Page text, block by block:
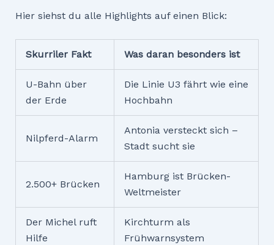
Hier siehst du alle Highlights auf einen Blick:
Skurriler Fakt Was daran besonders ist
U-Bahn über
der Erde
Die Linie U3 fährt wie eine
Hochbahn
Nilpferd-Alarm
Antonia versteckt sich –
Stadt sucht sie
2.500+ Brücken
Hamburg ist Brücken-
Weltmeister
Der Michel ruft
Hilfe
Kirchturm als
Frühwarnsystem